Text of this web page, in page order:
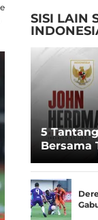
SISI LAIN
5
Bersama
Spesialis
Juara